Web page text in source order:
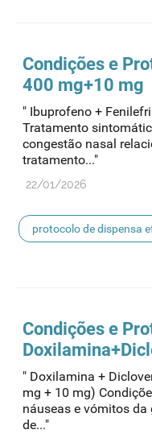
Condições e
400 mg+10 mg
" Ibuprofeno +
Tratamento
congestão nasal
tratamento..."
22/01/2026
protocolo de dispensa
Condições e
" Doxilamina +
mg + 10 mg)
náuseas e vómitos
de..."